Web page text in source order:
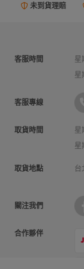
未到貨理賠
客服時間
星
星
客服專線
取貨時間
星
星
取貨地點 台
關注我們
合作夥伴